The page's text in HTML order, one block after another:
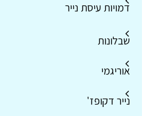
דמויות עיסת נייר
שבלונות
אוריגמי
נייר דקופז'